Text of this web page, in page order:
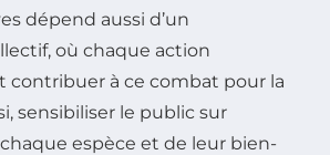
dépend aussi d’un
où chaque action
contribuer à ce combat pour la
sensibiliser le public sur
espèce et de leur bien-